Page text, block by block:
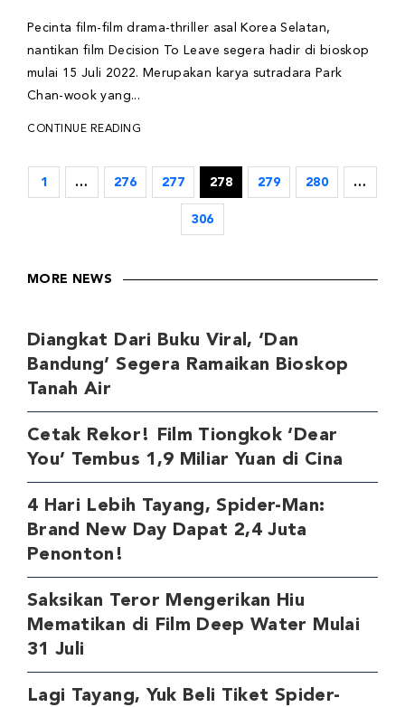
Pecinta film-film drama-thriller asal Korea Selatan,
nantikan film Decision To Leave segera hadir di bioskop
mulai 15 Juli 2022. Merupakan karya sutradara Park
Chan-wook yang...
CONTINUE READING
1 … 276 277 278 279 280 …
306
MORE NEWS
Diangkat Dari Buku Viral, ‘Dan
Bandung’ Segera Ramaikan Bioskop
Tanah Air
Cetak Rekor! Film Tiongkok ‘Dear
You’ Tembus 1,9 Miliar Yuan di Cina
4 Hari Lebih Tayang, Spider-Man:
Brand New Day Dapat 2,4 Juta
Penonton!
Saksikan Teror Mengerikan Hiu
Mematikan di Film Deep Water Mulai
31 Juli
Lagi Tayang, Yuk Beli Tiket Spider-